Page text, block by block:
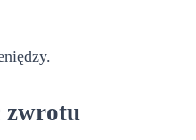
zwrotu